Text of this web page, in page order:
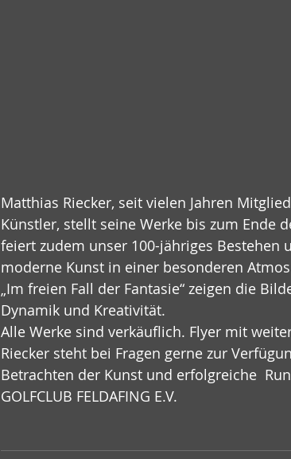
Matthias Riecker, seit vielen Jahren
Künstler, stellt seine Werke bis zum Ende
feiert zudem unser 100-jähriges
moderne Kunst in einer besonderen
„Im freien Fall der Fantasie“ zeigen die
Dynamik und Kreativität.
Alle Werke sind verkäuflich. Flyer mit
Riecker steht bei Fragen gerne zur
Betrachten der Kunst und erfolgreiche
GOLFCLUB FELDAFING E.V.